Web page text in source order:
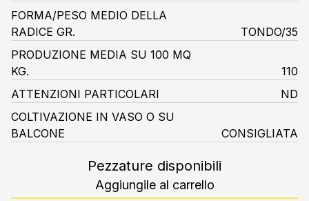
FORMA/PESO MEDIO DELLA
RADICE GR.
TONDO/35
PRODUZIONE MEDIA SU 100 MQ
KG.
110
ATTENZIONI PARTICOLARI
ND
COLTIVAZIONE IN VASO O SU
BALCONE
CONSIGLIATA
Pezzature disponibili
Aggiungile al carrello